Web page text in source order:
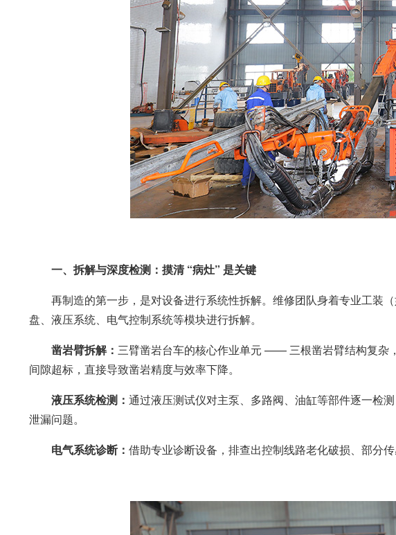
一、拆解与深度检测：摸清 “病灶” 是关键
再制造的第一步，是对设备进行系统性拆解。维修团队身着专业工装
盘、液压系统、电气控制系统等模块进行拆解。
凿岩臂拆解： 三臂凿岩台车的核心作业单元 —— 三根凿岩臂结构复杂
间隙超标，直接导致凿岩精度与效率下降。
液压系统检测： 通过液压测试仪对主泵、多路阀、油缸等部件逐一检
泄漏问题。
电气系统诊断： 借助专业诊断设备，排查出控制线路老化破损、部分